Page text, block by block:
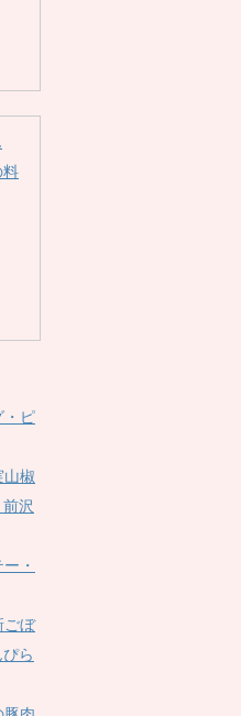
料
・ピ
山椒
沢
・
ごぼ
ら